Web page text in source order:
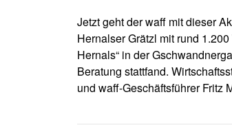
Jetzt geht der waff mit dieser
Hernalser Grätzl mit rund
Hernals“ in der
Beratung stattfand.
und waff-Geschäftsführer Fritz